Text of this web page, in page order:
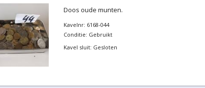
Doos oude munten.
Kavelnr: 6168-044
Conditie: Gebruikt
Kavel sluit: Gesloten